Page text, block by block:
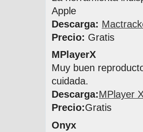
Apple
Descarga:
Precio: Gratis
MPlayerX
Muy buen
cuidada.
Descarga:MPlayer
Precio:Gratis
Onyx